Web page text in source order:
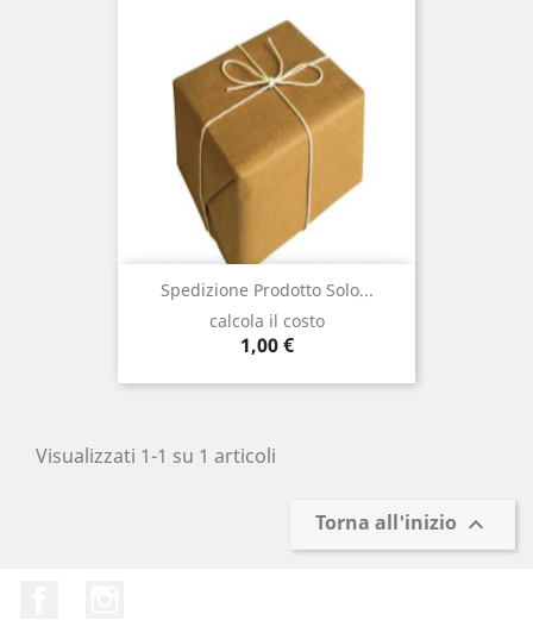
Spedizione Prodotto Solo...
calcola il costo
Prezzo
1,00 €
Visualizzati 1-1 su 1 articoli
Torna all'inizio 